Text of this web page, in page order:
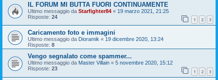
IL FORUM MI BUTTA FUORI CONTINUAMENTE
Ultimo messaggio da Starfighter84 « 19 marzo 2021, 21:25
Risposte: 24 1 2 3
Caricamento foto e immagini
Ultimo messaggio da Dioramik « 19 dicembre 2020, 13:24
Risposte: 8
Vengo segnalato come spammer...
Ultimo messaggio da Master Villain « 5 novembre 2020, 15:12
Risposte: 23 1 2 3